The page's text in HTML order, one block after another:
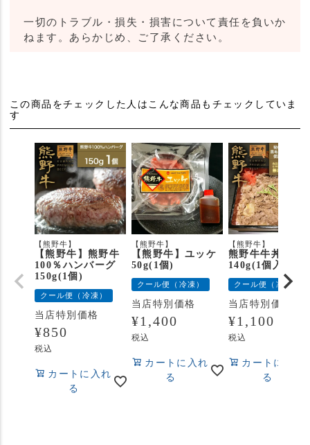
一切のトラブル・損失・損害について責任を負いか
ねます。あらかじめ、ご了承ください。
この商品をチェックした人はこんな商品もチェックしていま
す
【熊野牛】
【熊野牛】熊野牛
100％ハンバーグ
150g(1個)
クール便（冷凍）
当店特別価格
¥850
税込
カートに入れ
る
【熊野牛】
【熊野牛】ユッケ
50g(1個)
クール便（冷凍）
当店特別価格
¥1,400
税込
カートに入れ
る
【熊野牛】
熊野牛牛丼の具
140g(1個入り)
クール便（冷凍）
当店特別価格
¥1,100
税込
カートに入れ
る